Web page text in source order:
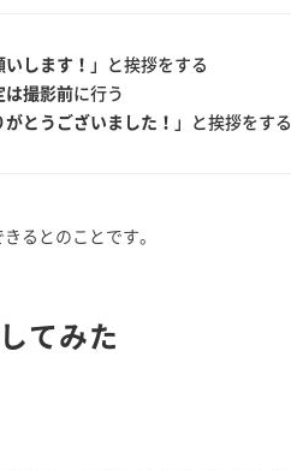
いします！ 」と挨拶をする
は撮影前に行う
がとうございました！ 」と挨拶をする
るとのことです。
てみた